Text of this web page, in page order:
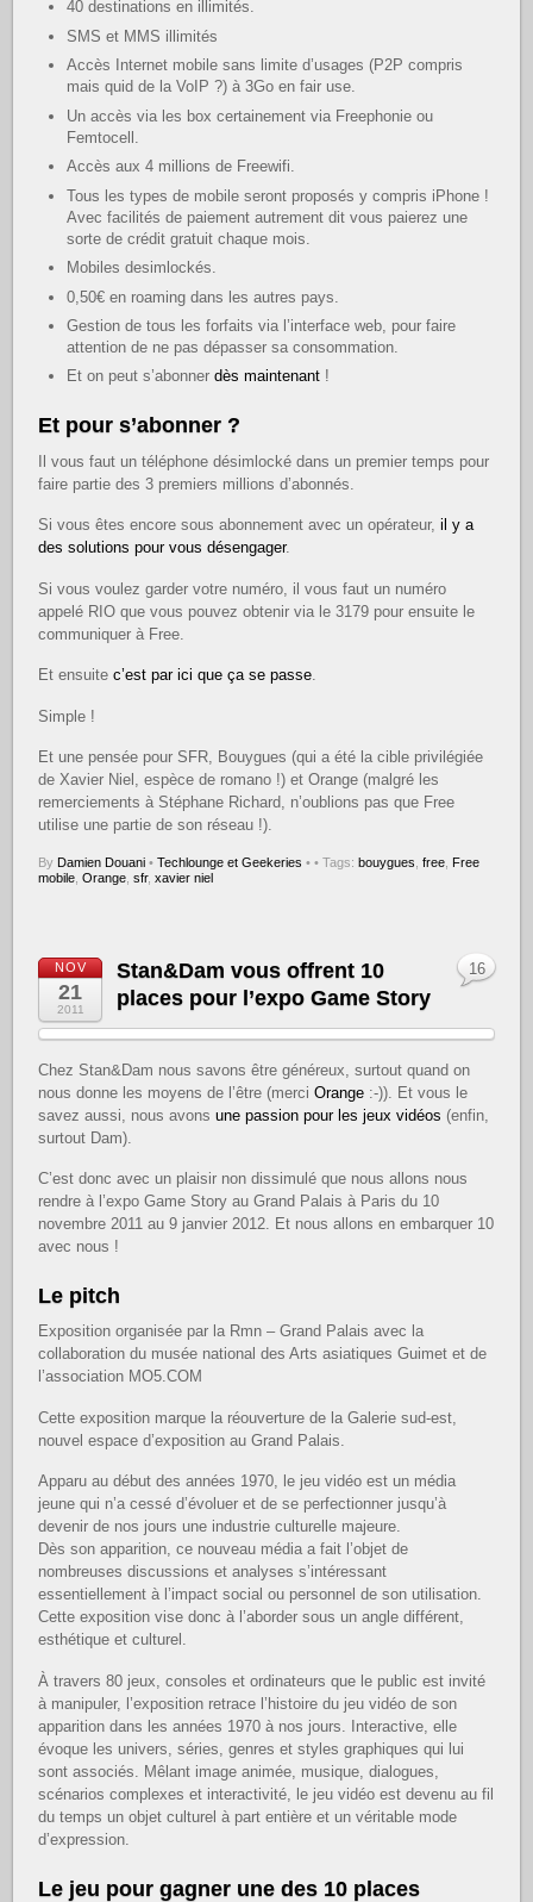
40 destinations en illimités.
SMS et MMS illimités
Accès Internet mobile sans limite d’usages (P2P compris
mais quid de la VoIP ?) à 3Go en fair use.
Un accès via les box certainement via Freephonie ou
Femtocell.
Accès aux 4 millions de Freewifi.
Tous les types de mobile seront proposés y compris iPhone !
Avec facilités de paiement autrement dit vous paierez une
sorte de crédit gratuit chaque mois.
Mobiles desimlockés.
0,50€ en roaming dans les autres pays.
Gestion de tous les forfaits via l’interface web, pour faire
attention de ne pas dépasser sa consommation.
Et on peut s’abonnerdès maintenant !
Et pour s’abonner ?
Il vous faut un téléphone désimlocké dans un premier temps pour
faire partie des 3 premiers millions d’abonnés.
Si vous êtes encore sous abonnement avec un opérateur,il y a
des solutions pour vous désengager.
Si vous voulez garder votre numéro, il vous faut un numéro
appelé RIO que vous pouvez obtenir via le 3179 pour ensuite le
communiquer à Free.
Et ensuitec’est par ici que ça se passe.
Simple !
Et une pensée pour SFR, Bouygues (qui a été la cible privilégiée
de Xavier Niel, espèce de romano !) et Orange (malgré les
remerciements à Stéphane Richard, n’oublions pas que Free
utilise une partie de son réseau !).
By Damien Douani • Techlounge et Geekeries • • Tags:bouygues ,free Free
mobile ,Orange ,sfr,xavier niel
NOV
21
2011
Stan&Dam vous offrent 10
places pour l’expo Game Story
Chez Stan&Dam nous savons être généreux, surtout quand on
nous donne les moyens de l’être (merciOrange :-)). Et vous le
savez aussi, nous avonsune passion pour les jeux vidéos (enfin,
surtout Dam).
C’est donc avec un plaisir non dissimulé que nous allons nous
rendre à l’expo Game Story au Grand Palais à Paris du 10
novembre 2011 au 9 janvier 2012. Et nous allons en embarquer 10
avec nous !
Le pitch
Exposition organisée par la Rmn – Grand Palais avec la
collaboration du musée national des Arts asiatiques Guimet et de
l’association MO5.COM
Cette exposition marque la réouverture de la Galerie sud-est,
nouvel espace d’exposition au Grand Palais.
Apparu au début des années 1970, le jeu vidéo est un média
jeune qui n’a cessé d’évoluer et de se perfectionner jusqu’à
devenir de nos jours une industrie culturelle majeure.
Dès son apparition, ce nouveau média a fait l’objet de
nombreuses discussions et analyses s’intéressant
essentiellement à l’impact social ou personnel de son utilisation.
Cette exposition vise donc à l’aborder sous un angle différent,
esthétique et culturel.
À travers 80 jeux, consoles et ordinateurs que le public est invité
à manipuler, l’exposition retrace l’histoire du jeu vidéo de son
apparition dans les années 1970 à nos jours. Interactive, elle
évoque les univers, séries, genres et styles graphiques qui lui
sont associés. Mêlant image animée, musique, dialogues,
scénarios complexes et interactivité, le jeu vidéo est devenu au fil
du temps un objet culturel à part entière et un véritable mode
d’expression.
Le jeu pour gagner une des 10 places
16